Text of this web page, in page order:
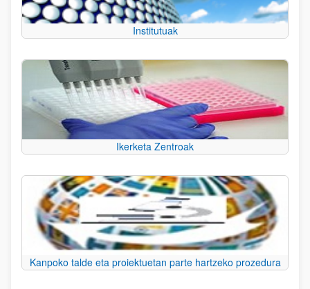
Institutuak
Ikerketa Zentroak
Kanpoko talde eta proiektuetan parte hartzeko prozedura